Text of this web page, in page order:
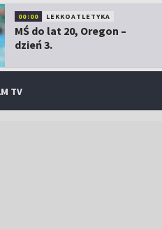
00:00 LEKKOATLETYKA
MŚ do lat 20, Oregon –
dzień 3.
TV